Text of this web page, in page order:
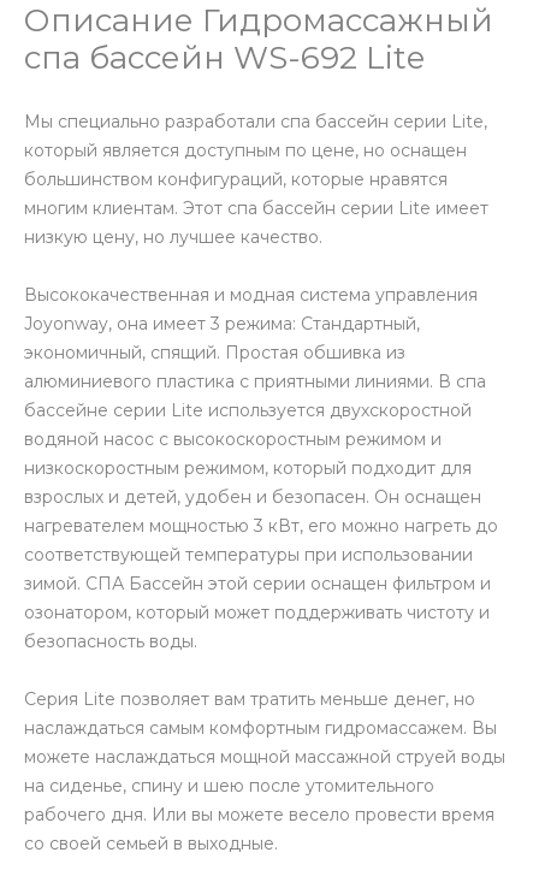
Описание Гидромассажный
спа бассейн WS-692 Lite
Мы специально разработали спа бассейн серии Lite,
который является доступным по цене, но оснащен
большинством конфигураций, которые нравятся
многим клиентам. Этот спа бассейн серии Lite имеет
низкую цену, но лучшее качество.
Высококачественная и модная система управления
Joyonway, она имеет 3 режима: Стандартный,
экономичный, спящий. Простая обшивка из
алюминиевого пластика с приятными линиями. В спа
бассейне серии Lite используется двухскоростной
водяной насос с высокоскоростным режимом и
низкоскоростным режимом, который подходит для
взрослых и детей, удобен и безопасен. Он оснащен
нагревателем мощностью 3 кВт, его можно нагреть до
соответствующей температуры при использовании
зимой. СПА Бассейн этой серии оснащен фильтром и
озонатором, который может поддерживать чистоту и
безопасность воды.
Серия Lite позволяет вам тратить меньше денег, но
наслаждаться самым комфортным гидромассажем. Вы
можете наслаждаться мощной массажной струей воды
на сиденье, спину и шею после утомительного
рабочего дня. Или вы можете весело провести время
со своей семьей в выходные.